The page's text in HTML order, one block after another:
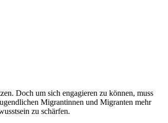
Doch um sich engagieren zu können, muss
Migrantinnen und Migranten mehr
zu schärfen.